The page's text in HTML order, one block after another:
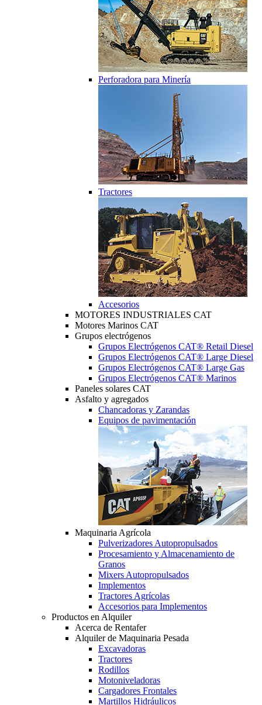
Perforadora para Minería
Tractores
Accesorios
MOTORES INDUSTRIALES CAT
Motores Marinos CAT
Grupos electrógenos
Grupos Electrógenos CAT® Retail Diesel
Grupos Electrógenos CAT® Large Diesel
Grupos Electrógenos CAT® Large Gas
Grupos Electrógenos CAT® Marinos
Paneles solares CAT
Asfalto y agregados
Chancadoras y Zarandas
Equipos de pavimentación
Maquinaria Agrícola
Pulverizadores Autopropulsados
Procesamiento y Almacenamiento de
Granos
Mixers Autopropulsados
Implementos
Tractores Agrícolas
Accesorios para Implementos
Productos en Alquiler
Acerca de Rentafer
Alquiler de Maquinaria Pesada
Excavadoras
Tractores
Rodillos
Motoniveladoras
Cargadores Frontales
Martillos Hidráulicos